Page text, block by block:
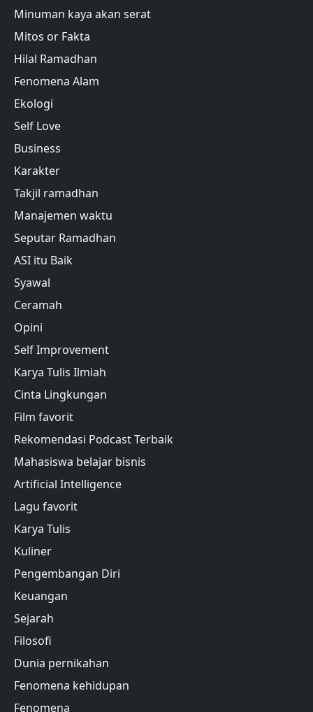
Minuman kaya akan serat
Mitos or Fakta
Hilal Ramadhan
Fenomena Alam
Ekologi
Self Love
Business
Karakter
Takjil ramadhan
Manajemen waktu
Seputar Ramadhan
ASI itu Baik
Syawal
Ceramah
Opini
Self Improvement
Karya Tulis Ilmiah
Cinta Lingkungan
Film favorit
Rekomendasi Podcast Terbaik
Mahasiswa belajar bisnis
Artificial Intelligence
Lagu favorit
Karya Tulis
Kuliner
Pengembangan Diri
Keuangan
Sejarah
Filosofi
Dunia pernikahan
Fenomena kehidupan
Fenomena